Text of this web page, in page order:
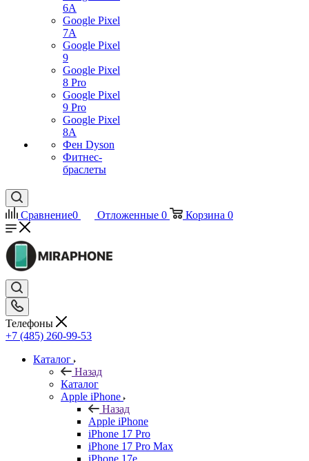
6A
Google Pixel
7А
Google Pixel
9
Google Pixel
8 Pro
Google Pixel
9 Pro
Google Pixel
8A
Фен Dyson
Фитнес-
браслеты
Сравнение0 Отложенные 0 Корзина 0
Телефоны
+7 (485) 260-99-53
Каталог
Назад
Каталог
Apple iPhone
Назад
Apple iPhone
iPhone 17 Pro
iPhone 17 Pro Max
iPhone 17e